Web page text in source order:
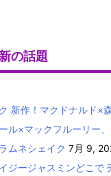
の話題
新作！マクドナルド×
ル×マックフルーリー
ムネシェイク 7月 9,
ジージャスミンどこで